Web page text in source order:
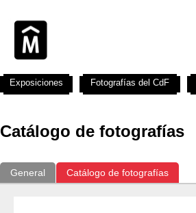
Catálogo de fotografías
General Catálogo de fotografías
Exposiciones Fotografías del CdF